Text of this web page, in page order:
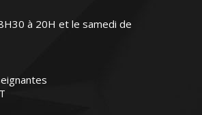
à 20H et le samedi de